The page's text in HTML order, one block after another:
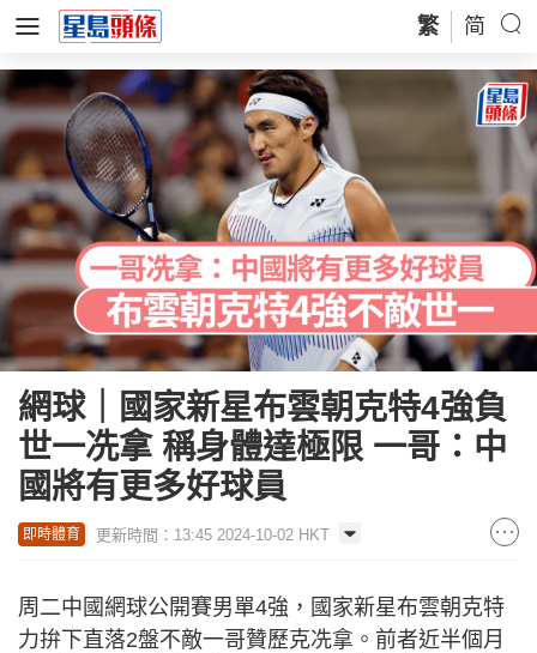
繁 简
網球｜國家新星布雲朝克特4強負
世一冼拿 稱身體達極限 一哥：中
國將有更多好球員
即時體育 更新時間：13:45 2024-10-02 HKT
周二中國網球公開賽男單4強，國家新星布雲朝克特
力拚下直落2盤不敵一哥贊歷克冼拿。前者近半個月